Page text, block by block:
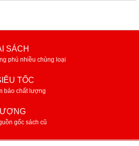
SÁCH
phú nhiều chủng loại
TỐC
bảo chất lượng
gốc sách cũ